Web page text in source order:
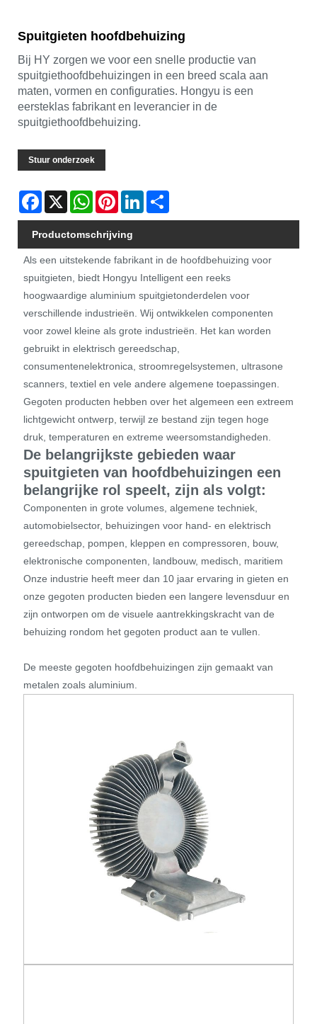
Spuitgieten hoofdbehuizing
Bij HY zorgen we voor een snelle productie van
spuitgiethoofdbehuizingen in een breed scala aan
maten, vormen en configuraties. Hongyu is een
eersteklas fabrikant en leverancier in de
spuitgiethoofdbehuizing.
Stuur onderzoek
Facebook
X WhatsAppPinterestLinkedIn
Productomschrijving
Als een uitstekende fabrikant in de hoofdbehuizing voor
spuitgieten, biedt Hongyu Intelligent een reeks
hoogwaardige aluminium spuitgietonderdelen voor
verschillende industrieën. Wij ontwikkelen componenten
voor zowel kleine als grote industrieën. Het kan worden
gebruikt in elektrisch gereedschap,
consumentenelektronica, stroomregelsystemen, ultrasone
scanners, textiel en vele andere algemene toepassingen.
Gegoten producten hebben over het algemeen een extreem
lichtgewicht ontwerp, terwijl ze bestand zijn tegen hoge
druk, temperaturen en extreme weersomstandigheden.
De belangrijkste gebieden waar
spuitgieten van hoofdbehuizingen een
belangrijke rol speelt, zijn als volgt:
Componenten in grote volumes, algemene techniek,
automobielsector, behuizingen voor hand- en elektrisch
gereedschap, pompen, kleppen en compressoren, bouw,
elektronische componenten, landbouw, medisch, maritiem
Onze industrie heeft meer dan 10 jaar ervaring in gieten en
onze gegoten producten bieden een langere levensduur en
zijn ontworpen om de visuele aantrekkingskracht van de
behuizing rondom het gegoten product aan te vullen.
De meeste gegoten hoofdbehuizingen zijn gemaakt van
metalen zoals aluminium.